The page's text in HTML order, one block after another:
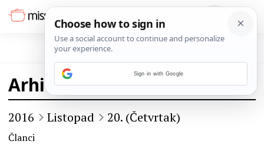
Arhiva
2016 Listopad 20. (Četvrtak)
Članci
Sign in with Google